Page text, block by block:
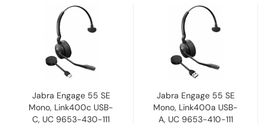
Jabra Engage 55 SE
Mono, Link400c USB-
C, UC 9653-430-111
Jabra Engage 55 SE
Mono, Link400a USB-
A, UC 9653-410-111